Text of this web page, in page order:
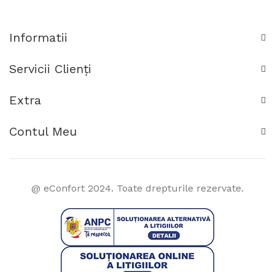
Informatii
Servicii Clienţi
Extra
Contul Meu
@ eConfort 2024. Toate drepturile rezervate.